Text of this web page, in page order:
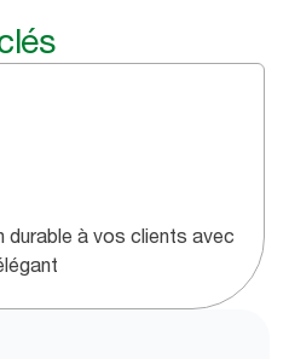
durable à vos clients avec